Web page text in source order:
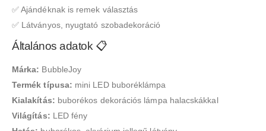
✅ Ajándéknak is remek választás
✅ Látványos, nyugtató szobadekoráció
Általános adatok 📋
Márka: BubbleJoy
Termék típusa: mini LED buboréklámpa
Kialakítás: buborékos dekorációs lámpa halacskákkal
Világítás: LED fény